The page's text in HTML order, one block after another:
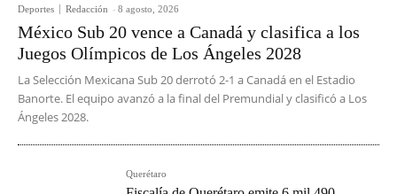
Deportes Redacción - 8 agosto, 2026
México Sub 20 vence a Canadá y clasifica a los
Juegos Olímpicos de Los Ángeles 2028
La Selección Mexicana Sub 20 derrotó 2-1 a Canadá en el Estadio
Banorte. El equipo avanzó a la final del Premundial y clasificó a Los
Ángeles 2028.
Querétaro